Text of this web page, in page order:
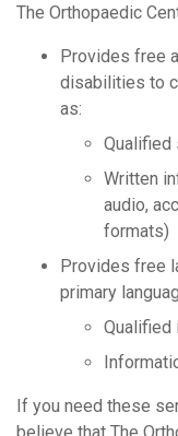
The Orthopaedic
Provides free
disabilities to
as:
Qualified
Written
audio,
formats)
Provides free
primary
Qualified
If you need these